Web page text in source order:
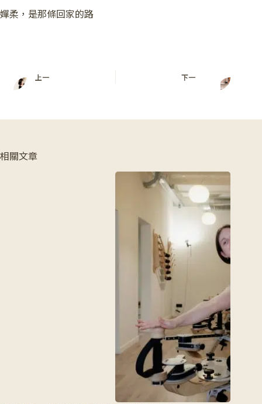
嬋柔，是那條回家的路
上一 下一
相關文章